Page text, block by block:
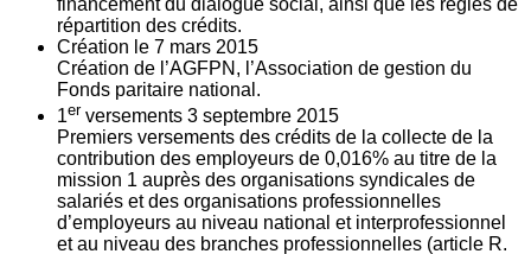
financement du dialogue social, ainsi que les règles de
répartition des crédits.
Création le 7 mars 2015
Création de l’AGFPN, l’Association de gestion du
Fonds paritaire national.
1er versements 3 septembre 2015
Premiers versements des crédits de la collecte de la
contribution des employeurs de 0,016% au titre de la
mission 1 auprès des organisations syndicales de
salariés et des organisations professionnelles
d’employeurs au niveau national et interprofessionnel
et au niveau des branches professionnelles (article R.